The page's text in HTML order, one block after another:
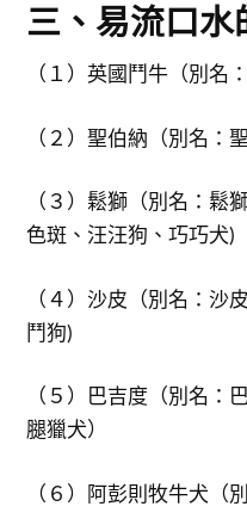
三、易流口
（１）英國鬥牛（別名
（２）聖伯納（別名：
（３）鬆獅（別名：鬆
色斑、汪汪狗、巧巧犬)
（４）沙皮（別名：沙
鬥狗)
（５）巴吉度（別名：
腿獵犬）
（６）阿彭則牧牛犬（